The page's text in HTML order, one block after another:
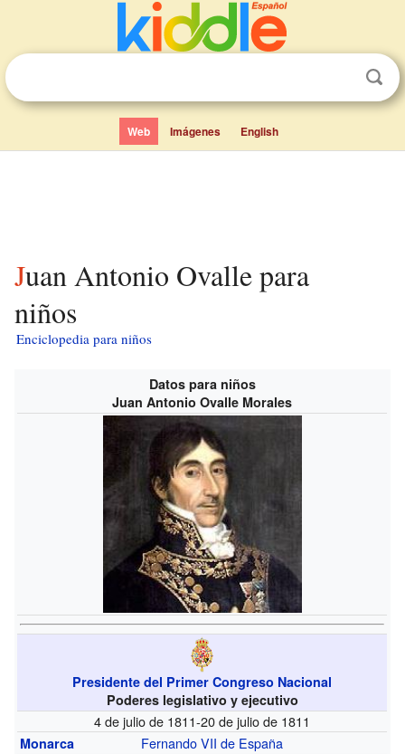
Web Imágenes English
Juan Antonio Ovalle para
niños
Enciclopedia para niños
Datos para niños
Juan Antonio Ovalle Morales
Presidente del Primer Congreso Nacional
Poderes legislativo y ejecutivo
4 de julio de 1811-20 de julio de 1811
Monarca Fernando VII de España